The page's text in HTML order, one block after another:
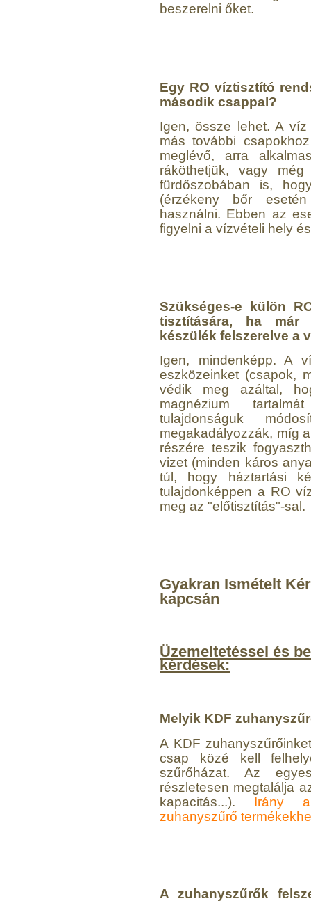
beszerelni őket.
Egy RO víztisztító
második csappal?
Igen, össze lehet. A
más további
meglévő, arra
ráköthetjük, vagy
fürdőszobában is,
(érzékeny bőr
használni. Ebben az
figyelni a vízvételi hely
Szükséges-e külön
tisztítására, ha már
készülék felszerelve a
Igen, mindenképp. A
eszközeinket (csapok,
védik meg azáltal,
magnézium
tulajdonságuk
megakadályozzák, míg
részére teszik
vizet (minden káros
túl, hogy háztartási
tulajdonképpen a RO
meg az "előtisztítás"-sal.
Gyakran Ismételt
kapcsán
Üzemeltetéssel és
kérdések:
Melyik KDF
A KDF
csap közé kell
szűrőházat. Az
részletesen megtalálja
kapacitás...). Irány
zuhanyszűrő
A zuhanyszűrők